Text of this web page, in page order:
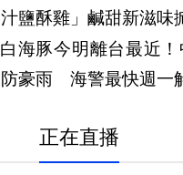
汁鹽酥雞」鹹甜新滋味
白海豚今明離台最近
防豪雨 海警最快週一
正在直播